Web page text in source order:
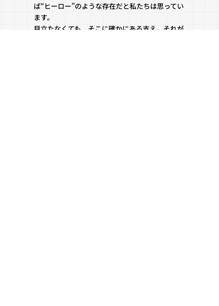
ば“ヒーロー”のような存在だと私たちは思ってい
ます。
目立たなくても、そこに確かにある支え。それが